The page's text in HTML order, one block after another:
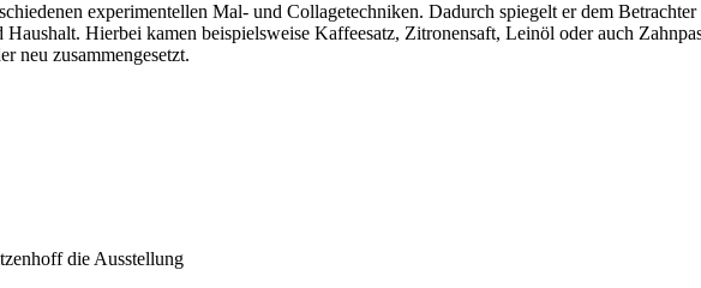
experimentellen Mal- und Collagetechniken. Dadurch spiegelt er dem
Hierbei kamen beispielsweise Kaffeesatz, Zitronensaft, Leinöl oder auch
neu zusammengesetzt.
die Ausstellung